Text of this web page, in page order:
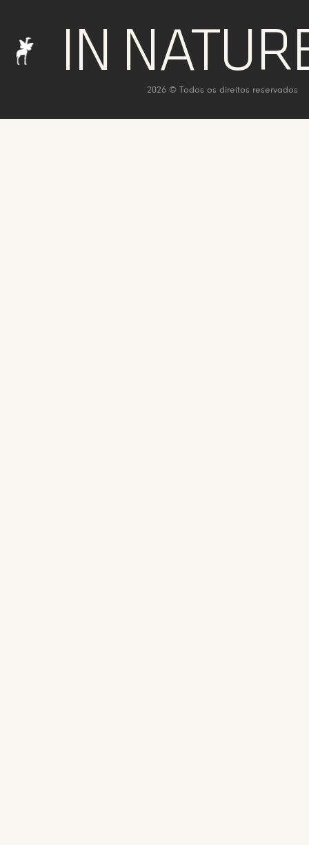
WE
2026 © Todos os direitos reservados